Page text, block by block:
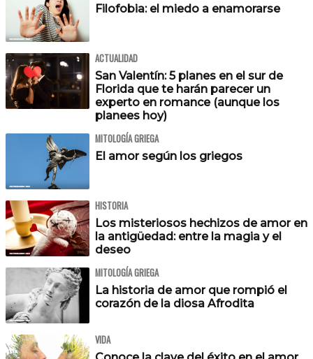
Filofobia: el miedo a enamorarse
ACTUALIDAD
San Valentín: 5 planes en el sur de
Florida que te harán parecer un
experto en romance (aunque los
planees hoy)
MITOLOGÍA GRIEGA
El amor según los griegos
HISTORIA
Los misteriosos hechizos de amor en
la antigüedad: entre la magia y el
deseo
MITOLOGÍA GRIEGA
La historia de amor que rompió el
corazón de la diosa Afrodita
VIDA